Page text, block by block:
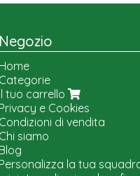
Negozio
Home
Categorie
Il tuo carrello
Privacy e Cookies
Condizioni di vendita
Chi siamo
Blog
Personalizza la tua